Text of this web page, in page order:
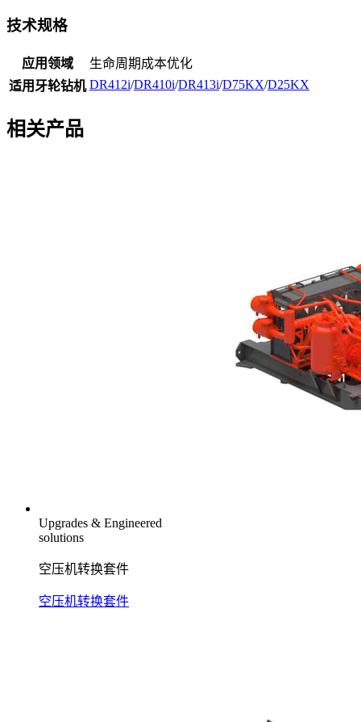
技术规格
应用领域
生命周期成本优化
适用牙轮钻机 DR412i/DR410i/DR413i/D75KX/D25KX
相关产品
Upgrades & Engineered
solutions
空压机转换套件
空压机转换套件